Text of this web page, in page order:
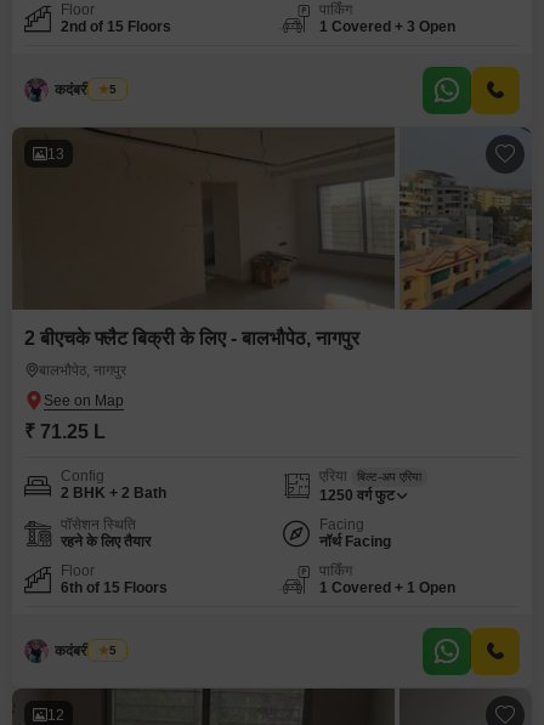
Floor
2nd of 15 Floors
पार्किंग
1 Covered + 3 Open
कदंबरी मेश्राम
5
13
2 बीएचके फ्लैट बिक्री के लिए - बालभौपेठ, नागपुर
बालभौपेठ, नागपुर
₹ 71.25 L
Config
2 BHK + 2 Bath
एरिया बिल्ट-अप एरिया
1250 वर्ग फुट
पॉसेशन स्थिति
रहने के लिए तैयार
Facing
नॉर्थ Facing
Floor
6th of 15 Floors
पार्किंग
1 Covered + 1 Open
कदंबरी मेश्राम
5
12